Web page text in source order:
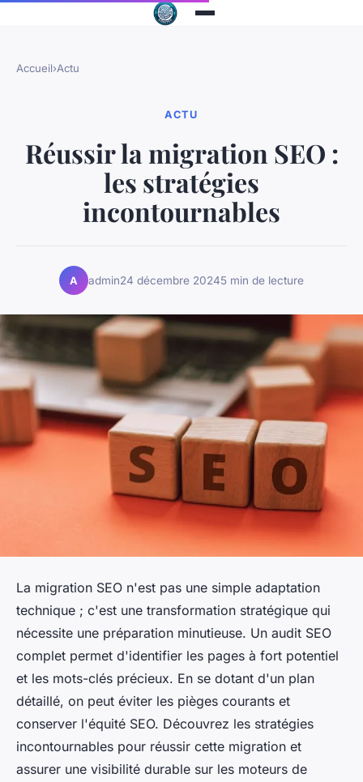
Accueil›Actu
ACTU
Réussir la migration SEO :
les stratégies
incontournables
A admin24 décembre 20245 min de lecture
La migration SEO n'est pas une simple adaptation
technique ; c'est une transformation stratégique qui
nécessite une préparation minutieuse. Un audit SEO
complet permet d'identifier les pages à fort potentiel
et les mots-clés précieux. En se dotant d'un plan
détaillé, on peut éviter les pièges courants et
conserver l'équité SEO. Découvrez les stratégies
incontournables pour réussir cette migration et
assurer une visibilité durable sur les moteurs de